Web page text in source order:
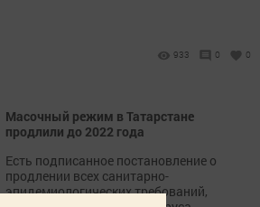
933 0 0
Масочный режим в Татарстане
продлили до 2022 года
Есть подписанное постановление о
продлении всех санитарно-
эпидемиологических требований,